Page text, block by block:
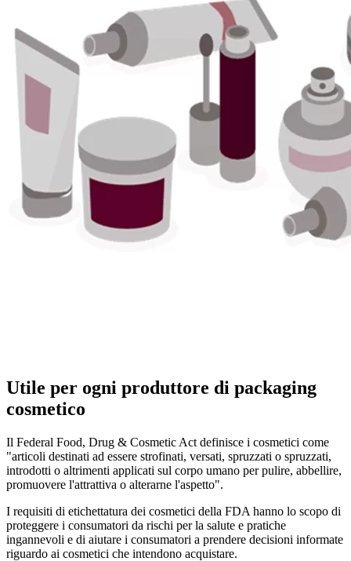
Utile per ogni produttore di packaging
cosmetico
Il Federal Food, Drug & Cosmetic Act definisce i cosmetici come
"articoli destinati ad essere strofinati, versati, spruzzati o spruzzati,
introdotti o altrimenti applicati sul corpo umano per pulire, abbellire,
promuovere l'attrattiva o alterarne l'aspetto".
I requisiti di etichettatura dei cosmetici della FDA hanno lo scopo di
proteggere i consumatori da rischi per la salute e pratiche
ingannevoli e di aiutare i consumatori a prendere decisioni informate
riguardo ai cosmetici che intendono acquistare.